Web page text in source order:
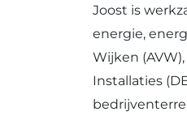
Joost is
energie,
Wijken
Installaties